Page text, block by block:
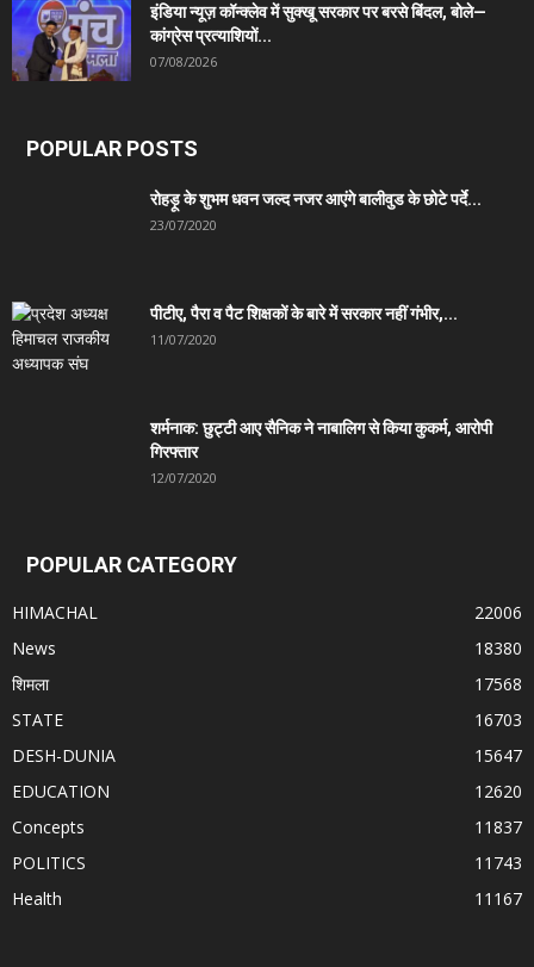
इंडिया न्यूज़ कॉन्क्लेव में सुक्खू सरकार पर बरसे बिंदल, बोले—
कांग्रेस प्रत्याशियों...
07/08/2026
POPULAR POSTS
रोहड़ू के शुभम धवन जल्द नजर आएंगे बालीवुड के छोटे पर्दे...
23/07/2020
पीटीए, पैरा व पैट शिक्षकों के बारे में सरकार नहीं गंभीर,...
11/07/2020
शर्मनाक: छुट्टी आए सैनिक ने नाबालिग से किया कुकर्म, आरोपी
गिरफ्तार
12/07/2020
POPULAR CATEGORY
HIMACHAL
22006
News
18380
शिमला
17568
STATE
16703
DESH-DUNIA
15647
EDUCATION
12620
Concepts
11837
POLITICS
11743
Health
11167